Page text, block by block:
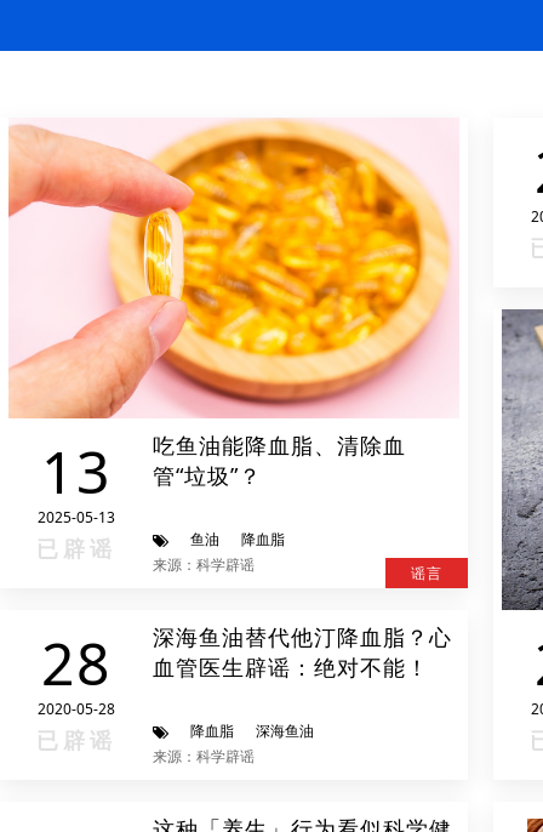
13
2025-05-13
已辟谣
吃鱼油能降血脂、清除血
管“垃圾”？
鱼油
降血脂
来源：科学辟谣
谣言
28
2020-05-28
已辟谣
深海鱼油替代他汀降血脂？心
血管医生辟谣：绝对不能！
降血脂
深海鱼油
来源：科学辟谣